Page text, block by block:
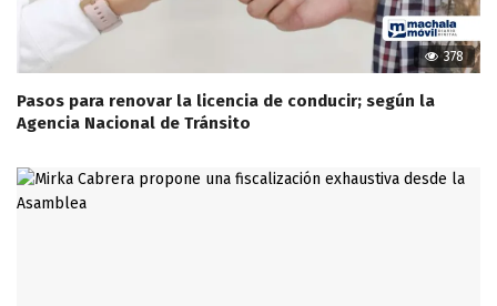
378
Pasos para renovar la licencia de conducir; según la
Agencia Nacional de Tránsito